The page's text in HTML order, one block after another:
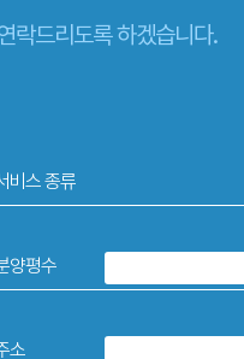
락드리도록 하겠습니다.
비스 종류
양평수
소